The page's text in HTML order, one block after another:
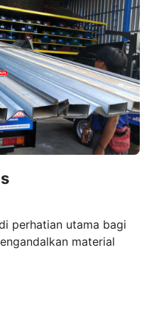
perhatian utama bagi
material